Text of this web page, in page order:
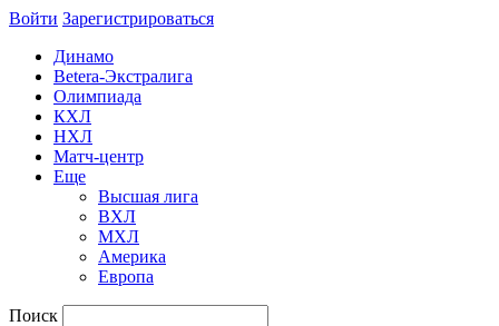
Войти Зарегиcтрироваться
Динамо
Betera-Экстралига
Олимпиада
КХЛ
НХЛ
Матч-центр
Еще
Высшая лига
ВХЛ
МХЛ
Америка
Европа
Поиск